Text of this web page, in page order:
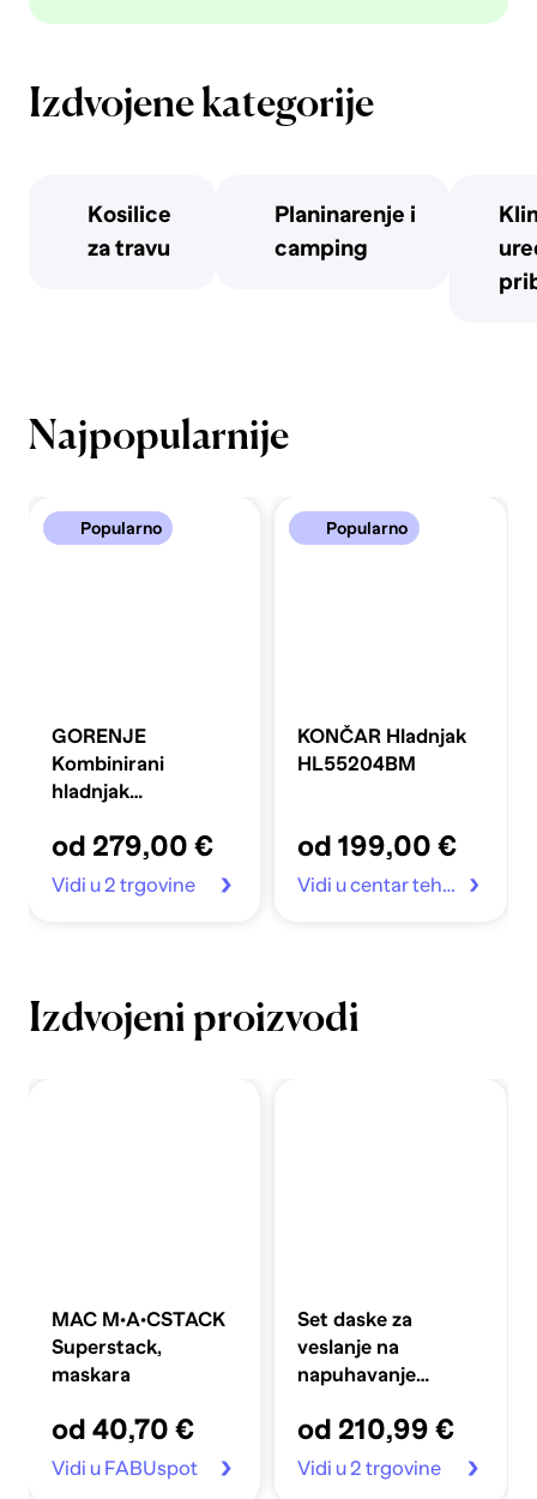
Izdvojene kategorije
Kosilice
za travu
Planinarenje i
camping
Najpopularnije
Popularno
GORENJE
Kombinirani
hladnjak
od 279,00 €
Vidi u 2 trgovine
Popularno
KONČAR Hladnjak
HL55204BM
od 199,00 €
Vidi u centar tehnike
Izdvojeni proizvodi
MAC M·A·CSTACK
Superstack,
maskara
od 40,70 €
Vidi u FABUspot
Set daske za
veslanje na
napuhavanje
plavi
od 210,99 €
Vidi u 2 trgovine